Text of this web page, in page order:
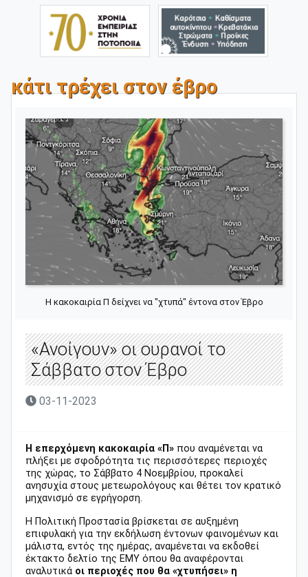
κάτι τρέχει στον έβρο
Η κακοκαιρία Π δείχνει να "χτυπά" έντονα στον Έβρο
«Ανοίγουν» οι ουρανοί το
Σάββατο στον Έβρο
03-11-2023
Η επερχόμενη κακοκαιρία «Π» που αναμένεται να
πλήξει με σφοδρότητα τις περισσότερες περιοχές
της χώρας, το Σάββατο 4 Νοεμβρίου, προκαλεί
ανησυχία στους μετεωρολόγους και θέτει τον κρατικό
μηχανισμό σε εγρήγορση.
Η Πολιτική Προστασία βρίσκεται σε αυξημένη
επιφυλακή για την εκδήλωση έντονων φαινομένων και
μάλιστα, εντός της ημέρας, αναμένεται να εκδοθεί
έκτακτο δελτίο της ΕΜΥ όπου θα αναφέρονται
αναλυτικά οι περιοχές που θα «χτυπήσει» η